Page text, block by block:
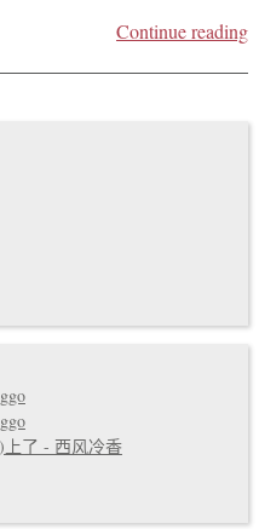
Continue reading
上了 - 西风冷香